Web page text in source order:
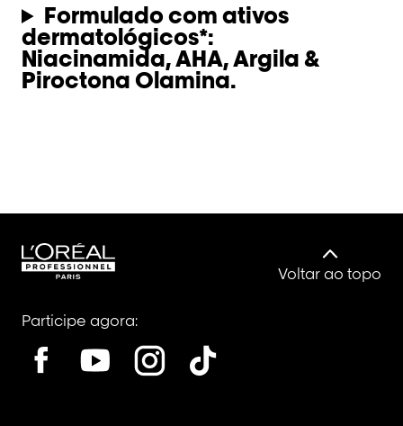
Formulado com ativos
dermatológicos*:
Niacinamida, AHA, Argila &
Piroctona Olamina.
Voltar ao topo
Participe agora: